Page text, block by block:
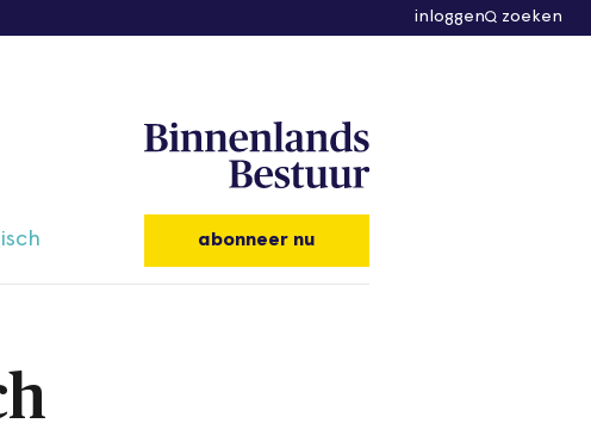
inloggen zoeken
abonneer nu